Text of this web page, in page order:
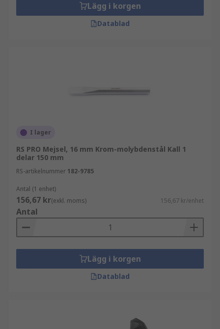
Lägg i korgen
Datablad
I lager
RS PRO Mejsel, 16 mm Krom-molybdenstål Kall 1
delar 150 mm
RS-artikelnummer 182-9785
Antal (1 enhet)
156,67 kr(exkl. moms) 156,67 kr/enhet
Antal
Lägg i korgen
Datablad